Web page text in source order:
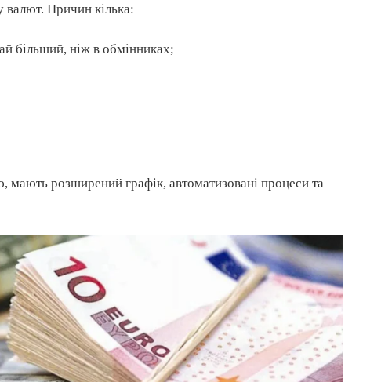
валют. Причин кілька:
більший, ніж в обмінниках;
розширений графік, автоматизовані процеси та